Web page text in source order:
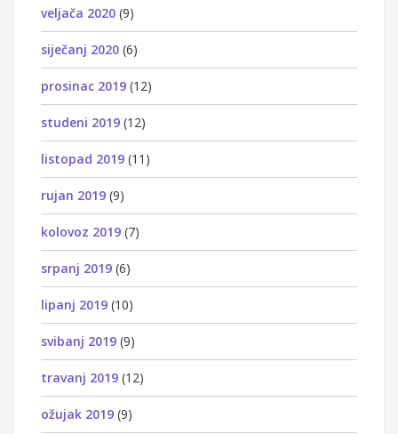
veljača 2020 (9)
siječanj 2020 (6)
prosinac 2019 (12)
studeni 2019 (12)
listopad 2019 (11)
rujan 2019 (9)
kolovoz 2019 (7)
srpanj 2019 (6)
lipanj 2019 (10)
svibanj 2019 (9)
travanj 2019 (12)
ožujak 2019 (9)